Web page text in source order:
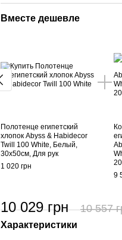
Вместе дешевле
Полотенце египетский
хлопок Abyss & Habidecor
Twill 100 White, Белый,
30х50см, Для рук
1 020 грн
9
10 029 грн 10 557
Характеристики